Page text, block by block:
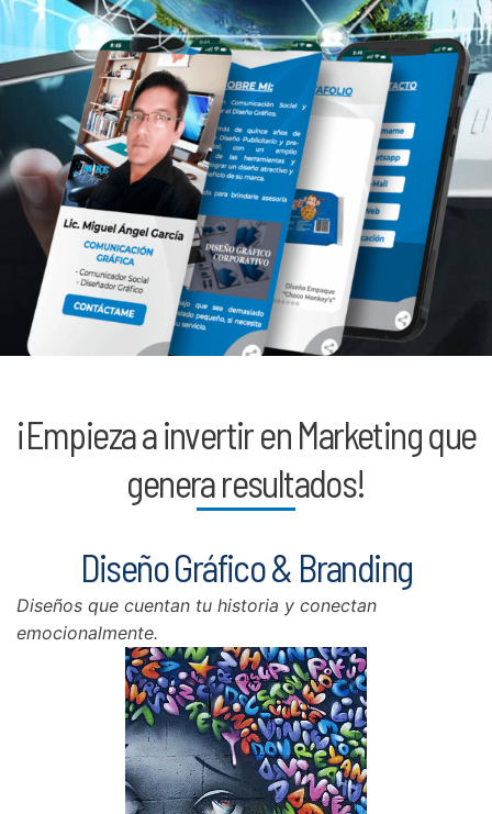
¡Empieza a invertir en Marketing que
genera resultados!
Diseño Gráfico & Branding
Diseños que cuentan tu historia y conectan
emocionalmente.